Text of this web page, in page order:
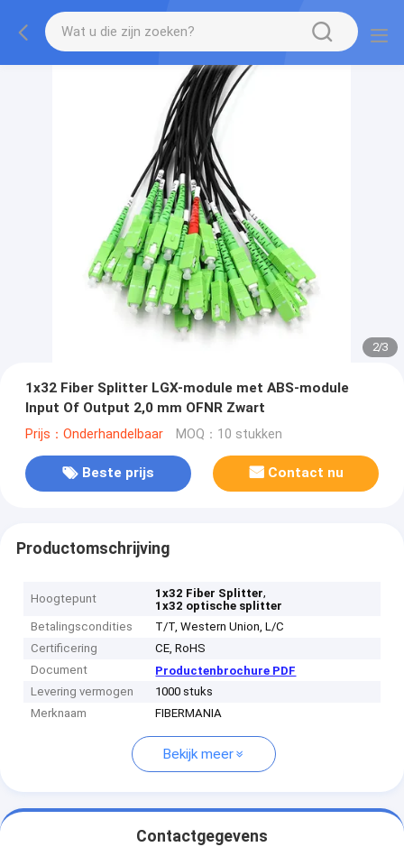
2/3
1x32 Fiber Splitter LGX-module met ABS-module
Input Of Output 2,0 mm OFNR Zwart
Prijs：Onderhandelbaar MOQ：10 stukken
Beste prijs Contact nu
Productomschrijving
Hoogtepunt 1x32 Fiber Splitter,
1x32 optische splitter
Betalingscondities
T/T, Western Union, L/C
Certificering
CE, RoHS
Document
Productenbrochure PDF
Levering vermogen
1000 stuks
Merknaam
FIBERMANIA
Bekijk meer
Contactgegevens